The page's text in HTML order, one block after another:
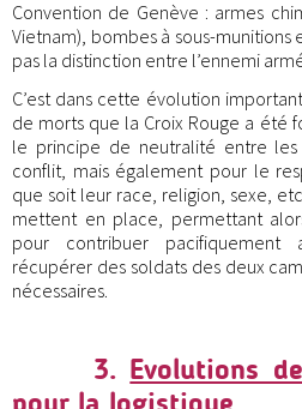
Convention de Genève : armes
Vietnam), bombes à sous-
pas la distinction entre l’ennemi
C’est dans cette évolution
de morts que la Croix Rouge a été
le principe de neutralité entre
conflit, mais également pour le
que soit leur race, religion, sexe,
mettent en place, permettant
pour contribuer
récupérer des soldats des deux
nécessaires.
3. Evolutions